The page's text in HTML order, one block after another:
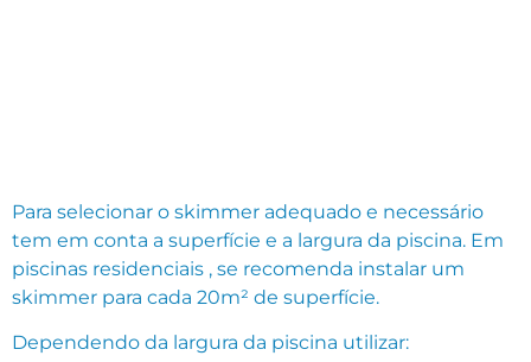
Para selecionar o skimmer adequado e necessário
tem em conta a superfície e a largura da piscina. Em
piscinas residenciais , se recomenda instalar um
skimmer para cada 20m² de superfície.
Dependendo da largura da piscina utilizar: